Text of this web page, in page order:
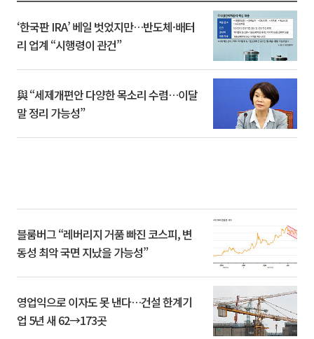
‘한국판 IRA’ 베일 벗었지만…반도체·배터
리 업계 “시행령이 관건”
與 “세제개편안 다양한 목소리 수렴…이달
말 정리 가능성”
블룸버그 “레버리지 거품 빠진 코스피, 변
동성 최악 국면 지났을 가능성”
영업익으로 이자도 못 낸다…건설 한계기
업 5년 새 62→173곳